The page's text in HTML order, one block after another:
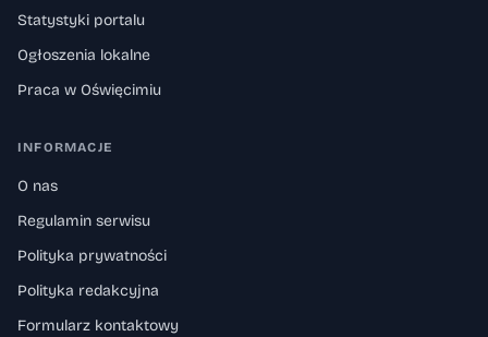
Statystyki portalu
Ogłoszenia lokalne
Praca w Oświęcimiu
INFORMACJE
O nas
Regulamin serwisu
Polityka prywatności
Polityka redakcyjna
Formularz kontaktowy